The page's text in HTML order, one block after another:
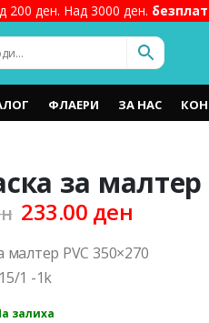
200 ден. Над 3000 ден.
ФЛАЕРИ ЗА НАС
за малтер
Original
was:
310.00 ден.
233.00 ден
is:
малтер PVC 350×270
1 -1k
залиха